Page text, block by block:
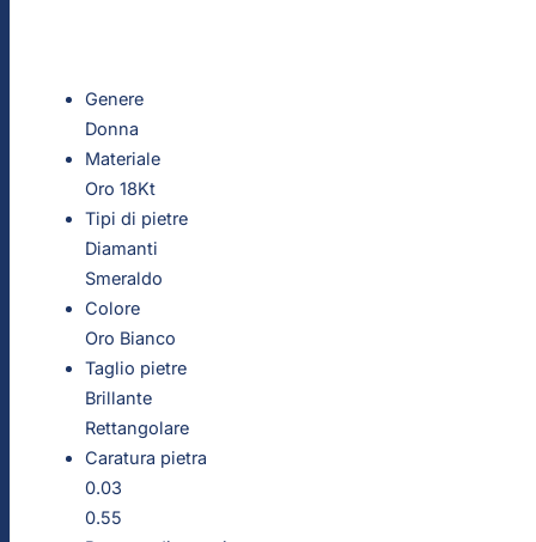
Genere
Donna
Materiale
Oro 18Kt
Tipi di pietre
Diamanti
Smeraldo
Colore
Oro Bianco
Taglio pietre
Brillante
Rettangolare
Caratura pietra
0.03
0.55